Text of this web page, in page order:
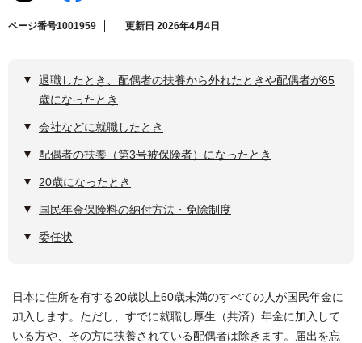
ページ番号1001959 更新日 2026年4月4日
退職したとき、配偶者の扶養から外れたときや配偶者が65
歳になったとき
会社などに就職したとき
配偶者の扶養（第3号被保険者）になったとき
20歳になったとき
国民年金保険料の納付方法・免除制度
委任状
日本に住所を有する20歳以上60歳未満のすべての人が国民年金に
加入します。ただし、すでに就職し厚生（共済）年金に加入して
いる方や、その方に扶養されている配偶者は除きます。届出を忘